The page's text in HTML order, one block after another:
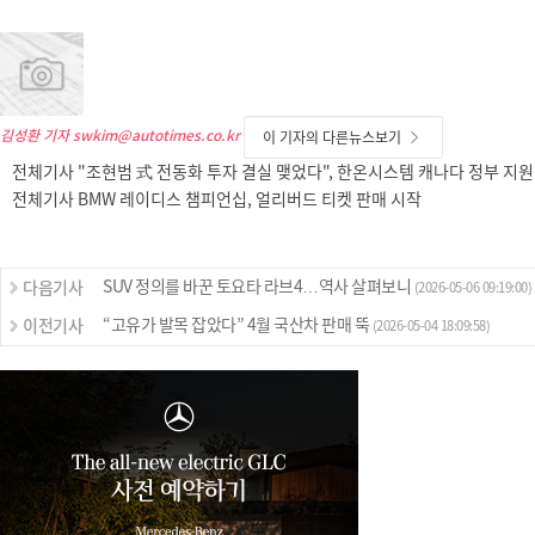
김성환 기자 swkim@autotimes.co.kr 이 기자의 다른뉴스보기
전체기사 "조현범 式 전동화 투자 결실 맺었다", 한온시스템 캐나다 정부 지
전체기사 BMW 레이디스 챔피언십, 얼리버드 티켓 판매 시작
다음기사 SUV 정의를 바꾼 토요타 라브4…역사 살펴보니 (2026-05-06 09:19:00)
이전기사 “고유가 발목 잡았다” 4월 국산차 판매 뚝 (2026-05-04 18:09:58)